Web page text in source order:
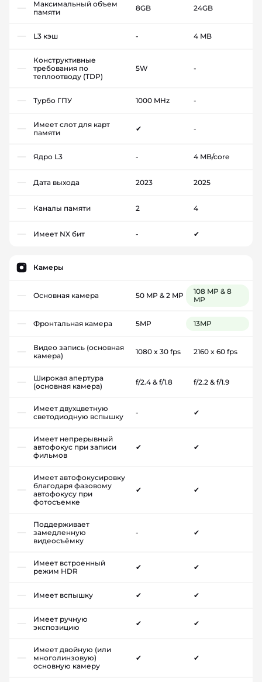
Максимальный объем
памяти
8GB 24GB
L3 кэш - 4 MB
Конструктивные
требования по
теплоотводу (TDP)
5W -
Турбо ГПУ 1000 MHz -
Имеет слот для карт
памяти
✔ -
Ядро L3 - 4 MB/core
Дата выхода 2023 2025
Каналы памяти 2 4
Имеет NX бит - ✔
Камеры
Основная камера 50 MP & 2 MP
108 MP & 8
MP
Фронтальная камера 5MP 13MP
Видео запись (основная
камера)
1080 x 30 fps 2160 x 60 fps
Широкая апертура
(основная камера)
f/2.4 & f/1.8 f/2.2 & f/1.9
Имеет двухцветную
светодиодную вспышку
- ✔
Имеет непрерывный
автофокус при записи
фильмов
✔ ✔
Имеет автофокусировку
благодаря фазовому
автофокусу при
фотосъемке
✔ ✔
Поддерживает
замедленную
видеосъёмку
- ✔
Имеет встроенный
режим HDR
✔ ✔
Имеет вспышку ✔ ✔
Имеет ручную
экспозицию
✔ ✔
Имеет двойную (или
многолинзовую)
основную камеру
✔ ✔